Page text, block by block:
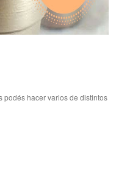
podés hacer varios de distintos